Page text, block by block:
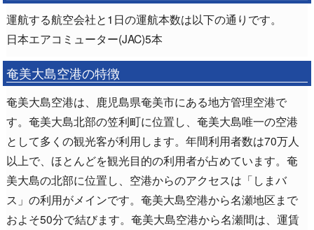
運航する航空会社と1日の運航本数は以下の通りです。
日本エアコミューター(JAC)5本
奄美大島空港の特徴
奄美大島空港は、鹿児島県奄美市にある地方管理空港で
す。奄美大島北部の笠利町に位置し、奄美大島唯一の空港
として多くの観光客が利用します。年間利用者数は70万人
以上で、ほとんどを観光目的の利用者が占めています。奄
美大島の北部に位置し、空港からのアクセスは「しまバ
ス」の利用がメインです。奄美大島空港から名瀬地区まで
およそ50分で結びます。奄美大島空港から名瀬間は、運賃